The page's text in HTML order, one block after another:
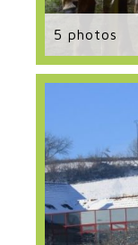
5 photos